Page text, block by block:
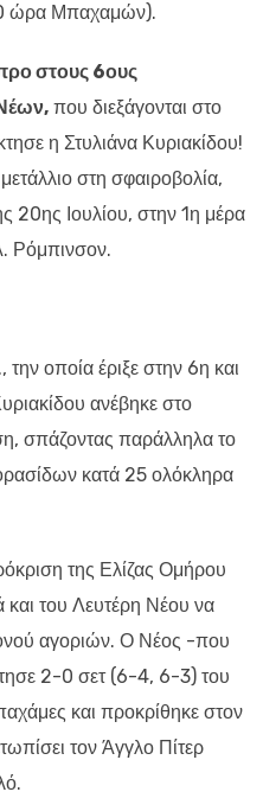
ώρα Μπαχαμών).
στους 6ους
που διεξάγονται στο
η Στυλιάνα Κυριακίδου!
στη σφαιροβολία,
20ης Ιουλίου, στην 1η μέρα
Ρόμπινσον.
οποία έριξε στην 6η και
ανέβηκε στο
σπάζοντας παράλληλα το
κατά 25 ολόκληρα
της Ελίζας Ομήρου
και του Λευτέρη Νέου να
αγοριών. Ο Νέος -που
2-0 σετ (6-4, 6-3) του
και προκρίθηκε στον
τον Άγγλο Πίτερ